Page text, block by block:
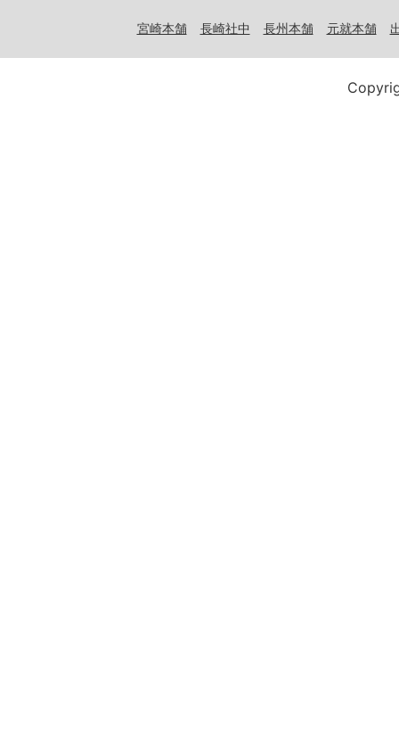
宮崎本舗 長崎社中 長州本舗 元就本舗